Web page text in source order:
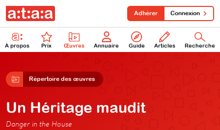
À propos Prix Œuvres Annuaire Guide Articles Recherche
Adhérer Connexion
Répertoire des œuvres
Un Héritage maudit
Danger in the House